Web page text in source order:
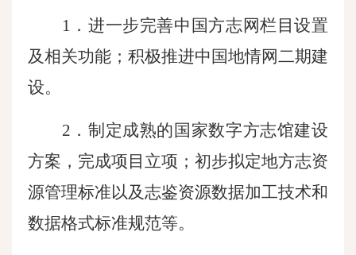
1．进一步完善中国方志网栏目设置
及相关功能；积极推进中国地情网二期建
设。
2．制定成熟的国家数字方志馆建设
方案，完成项目立项；初步拟定地方志资
源管理标准以及志鉴资源数据加工技术和
数据格式标准规范等。